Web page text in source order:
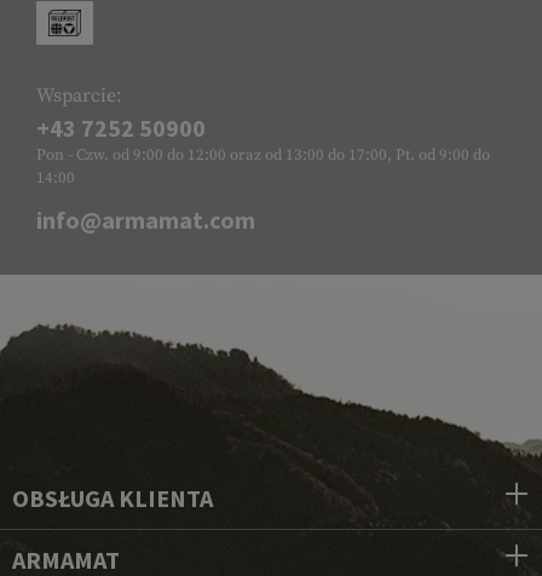
Wsparcie:
+43 7252 50900
Pon - Czw. od 9:00 do 12:00 oraz od 13:00 do 17:00, Pt. od 9:00 do
14:00
info@armamat.com
OBSŁUGA KLIENTA
ARMAMAT